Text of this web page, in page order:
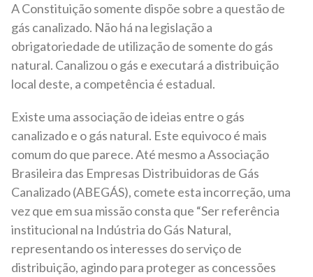
A Constituição somente dispõe sobre a questão de
gás canalizado. Não há na legislação a
obrigatoriedade de utilização de somente do gás
natural. Canalizou o gás e executará a distribuição
local deste, a competência é estadual.
Existe uma associação de ideias entre o gás
canalizado e o gás natural. Este equivoco é mais
comum do que parece. Até mesmo a Associação
Brasileira das Empresas Distribuidoras de Gás
Canalizado (ABEGÁS), comete esta incorreção, uma
vez que em sua missão consta que “Ser referência
institucional na Indústria do Gás Natural,
representando os interesses do serviço de
distribuição, agindo para proteger as concessões